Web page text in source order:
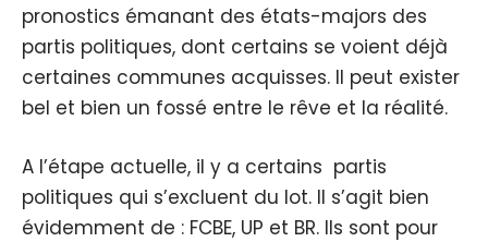
pronostics émanant des états-majors des
partis politiques, dont certains se voient déjà
certaines communes acquisses. Il peut exister
bel et bien un fossé entre le rêve et la réalité.
A l’étape actuelle, il y a certains partis
politiques qui s’excluent du lot. Il s’agit bien
évidemment de : FCBE, UP et BR. Ils sont pour